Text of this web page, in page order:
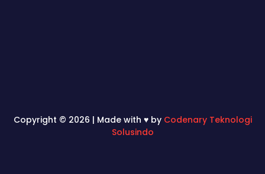
Copyright © 2026 | Made with ♥ by Codenary Teknologi
Solusindo